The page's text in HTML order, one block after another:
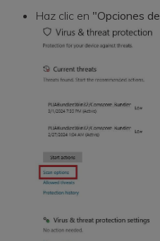
Haz clic en "Opciones